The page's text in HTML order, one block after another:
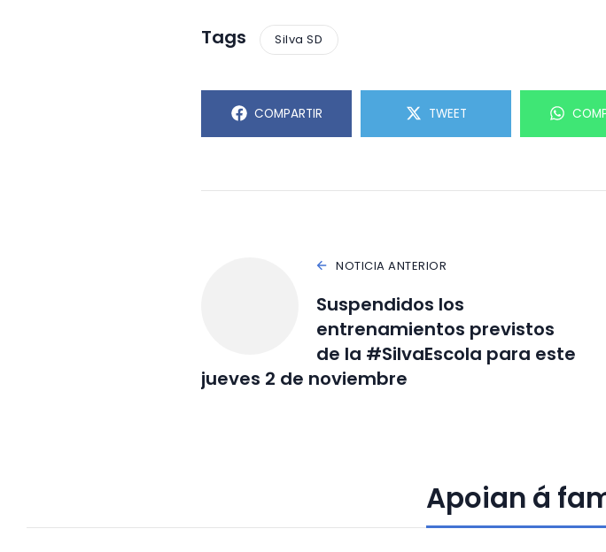
Tags Silva SD
COMPARTIR TWEET
NOTICIA ANTERIOR
Suspendidos los
entrenamientos previstos
de la #SilvaEscola para este
jueves 2 de noviembre
Apoian á